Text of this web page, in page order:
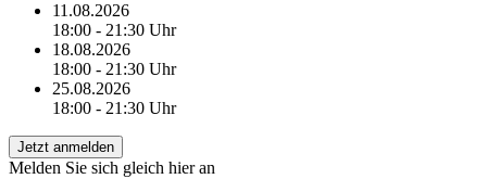
11.08.2026
18:00 - 21:30 Uhr
18.08.2026
18:00 - 21:30 Uhr
25.08.2026
18:00 - 21:30 Uhr
Jetzt anmelden
Melden Sie sich gleich hier an